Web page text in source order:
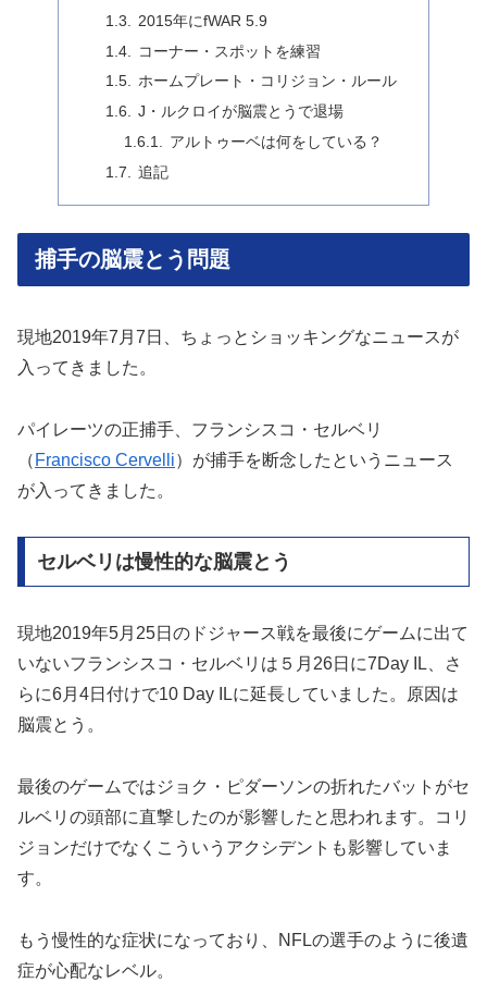
2015年にfWAR 5.9
コーナー・スポットを練習
ホームプレート・コリジョン・ルール
J・ルクロイが脳震とうで退場
アルトゥーベは何をしている？
追記
捕手の脳震とう問題
現地2019年7月7日、ちょっとショッキングなニュースが
入ってきました。
パイレーツの正捕手、フランシスコ・セルベリ
（ Francisco Cervelli）が捕手を断念したというニュース
が入ってきました。
セルベリは慢性的な脳震とう
現地2019年5月25日のドジャース戦を最後にゲームに出て
いないフランシスコ・セルベリは５月26日に7Day IL、さ
らに6月4日付けで10 Day ILに延長していました。原因は
脳震とう。
最後のゲームではジョク・ピダーソンの折れたバットがセ
ルベリの頭部に直撃したのが影響したと思われます。コリ
ジョンだけでなくこういうアクシデントも影響していま
す。
もう慢性的な症状になっており、NFLの選手のように後遺
症が心配なレベル。